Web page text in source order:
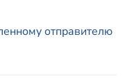
отправителю